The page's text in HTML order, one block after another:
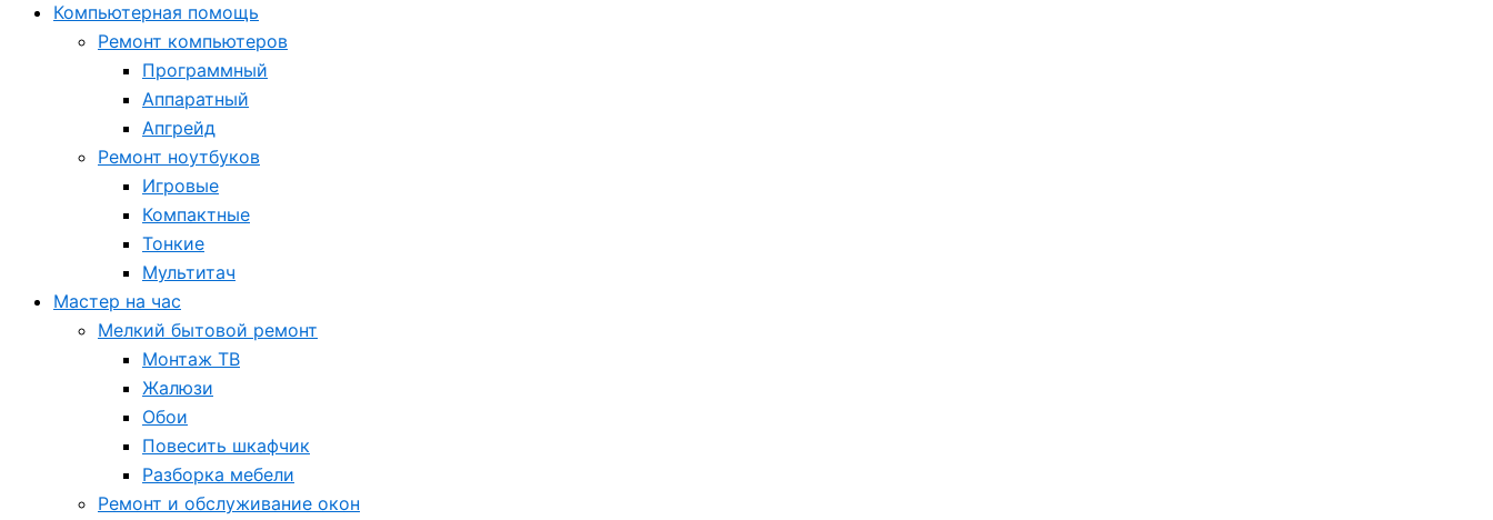
Компьютерная помощь
Ремонт компьютеров
Программный
Аппаратный
Апгрейд
Ремонт ноутбуков
Игровые
Компактные
Тонкие
Мультитач
Мастер на час
Мелкий бытовой ремонт
Монтаж ТВ
Жалюзи
Обои
Повесить шкафчик
Разборка мебели
Ремонт и обслуживание окон